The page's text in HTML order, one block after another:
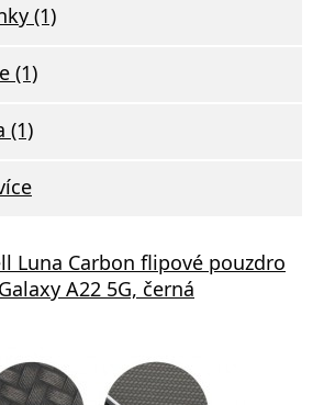
(1)
(1)
(1)
Luna Carbon flipové pouzdro
A22 5G, černá